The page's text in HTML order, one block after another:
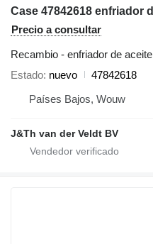
Precio a consultar
Recambio - enfriador de aceite
Estado nuevo
47842618
Países Bajos, Wouw
J&Th van der Veldt BV